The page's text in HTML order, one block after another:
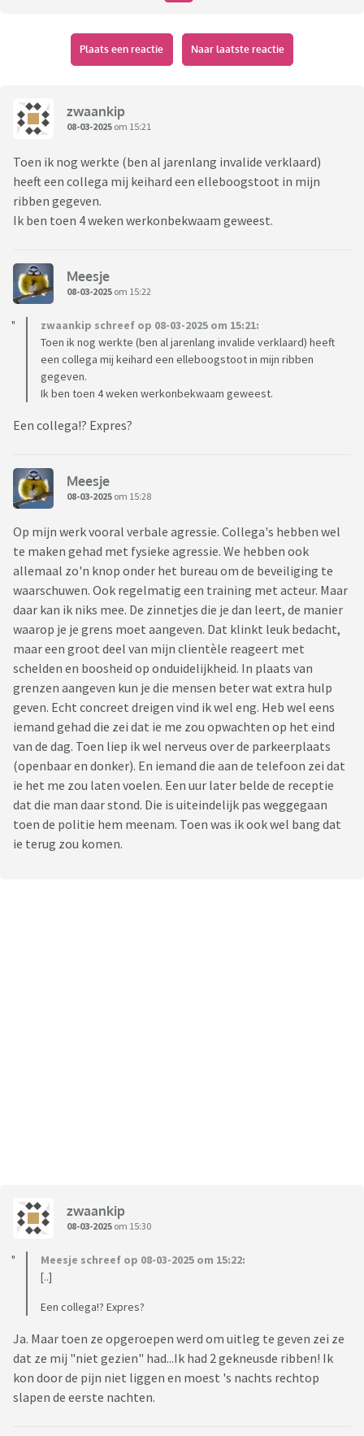
Plaats een reactie Naar laatste reactie
zwaankip
08-03-2025 om 15:21
Toen ik nog werkte (ben al jarenlang invalide verklaard)
heeft een collega mij keihard een elleboogstoot in mijn
ribben gegeven.
Ik ben toen 4 weken werkonbekwaam geweest.
Meesje
08-03-2025 om 15:22
zwaankip schreef op 08-03-2025 om 15:21:
Toen ik nog werkte (ben al jarenlang invalide verklaard) heeft
een collega mij keihard een elleboogstoot in mijn ribben
gegeven.
Ik ben toen 4 weken werkonbekwaam geweest.
Een collega!? Expres?
Meesje
08-03-2025 om 15:28
Op mijn werk vooral verbale agressie. Collega's hebben wel
te maken gehad met fysieke agressie. We hebben ook
allemaal zo'n knop onder het bureau om de beveiliging te
waarschuwen. Ook regelmatig een training met acteur. Maar
daar kan ik niks mee. De zinnetjes die je dan leert, de manier
waarop je je grens moet aangeven. Dat klinkt leuk bedacht,
maar een groot deel van mijn clientèle reageert met
schelden en boosheid op onduidelijkheid. In plaats van
grenzen aangeven kun je die mensen beter wat extra hulp
geven. Echt concreet dreigen vind ik wel eng. Heb wel eens
iemand gehad die zei dat ie me zou opwachten op het eind
van de dag. Toen liep ik wel nerveus over de parkeerplaats
(openbaar en donker). En iemand die aan de telefoon zei dat
ie het me zou laten voelen. Een uur later belde de receptie
dat die man daar stond. Die is uiteindelijk pas weggegaan
toen de politie hem meenam. Toen was ik ook wel bang dat
ie terug zou komen.
zwaankip
08-03-2025 om 15:30
Meesje schreef op 08-03-2025 om 15:22:
[..]
Een collega!? Expres?
Ja. Maar toen ze opgeroepen werd om uitleg te geven zei ze
dat ze mij "niet gezien" had...Ik had 2 gekneusde ribben! Ik
kon door de pijn niet liggen en moest 's nachts rechtop
slapen de eerste nachten.